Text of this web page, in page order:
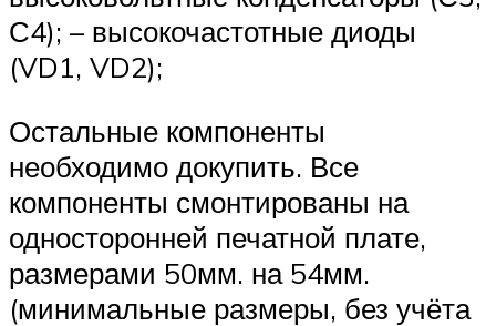
С4); – высокочастотные диоды
(VD1, VD2);
Остальные компоненты
необходимо докупить. Все
компоненты смонтированы на
односторонней печатной плате,
размерами 50мм. на 54мм.
(минимальные размеры, без учёта